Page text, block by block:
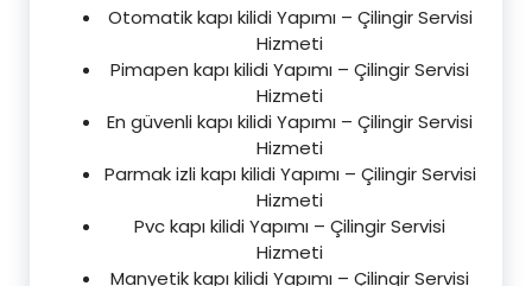
Otomatik kapı kilidi Yapımı – Çilingir Servisi
Hizmeti
Pimapen kapı kilidi Yapımı – Çilingir Servisi
Hizmeti
En güvenli kapı kilidi Yapımı – Çilingir Servisi
Hizmeti
Parmak izli kapı kilidi Yapımı – Çilingir Servisi
Hizmeti
Pvc kapı kilidi Yapımı – Çilingir Servisi
Hizmeti
Manyetik kapı kilidi Yapımı – Çilingir Servisi